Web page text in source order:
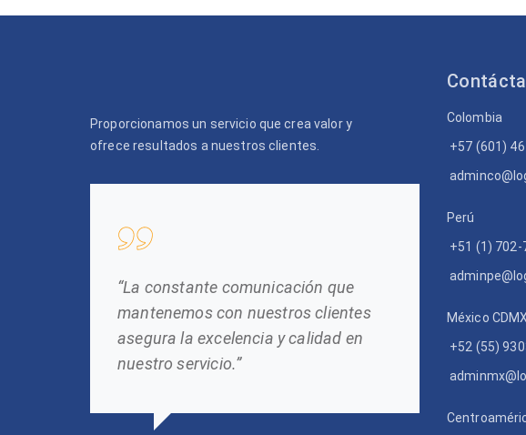
Proporcionamos un servicio que crea valor y
ofrece resultados a nuestros clientes.
“La constante comunicación que
mantenemos con nuestros clientes
asegura la excelencia y calidad en
nuestro servicio.”
Colombia
+57 (601)
Perú
+51 (1) 702-
México CDMX
+52 (55)